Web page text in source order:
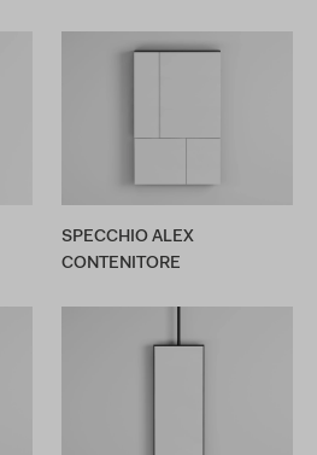
SPECCHIO ALEX
CONTENITORE